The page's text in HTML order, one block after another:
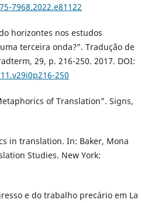
7968.2022.e81122
horizontes nos estudos
terceira onda?”. Tradução de
29, p. 216-250. 2017. DOI:
250
of Translation”. Signs,
in translation. In: Baker, Mona
Studies. New York:
e do trabalho precário em La